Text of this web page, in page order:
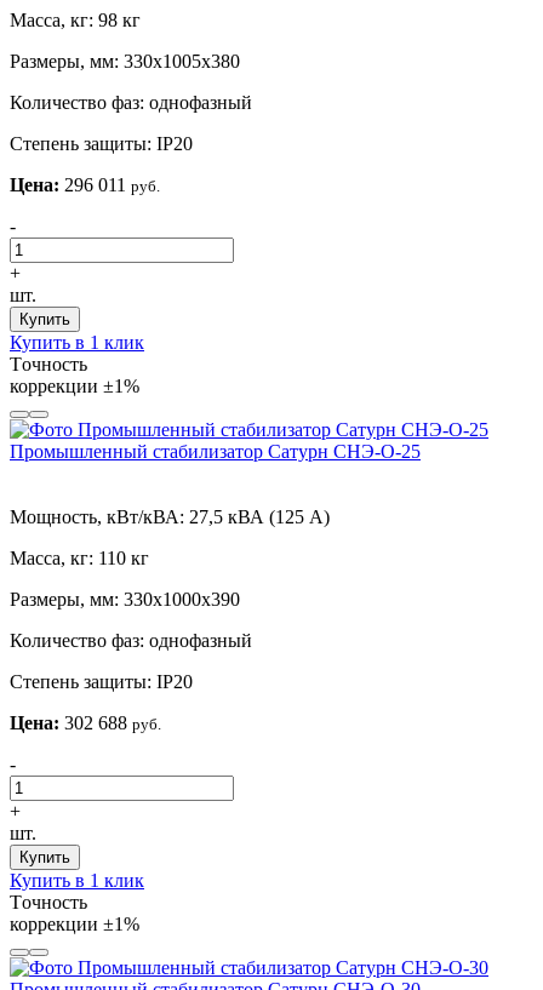
Масса, кг: 98 кг
Размеры, мм: 330х1005х380
Количество фаз: однофазный
Степень защиты: IP20
Цена: 296 011 руб.
-
+
шт.
Купить
Купить в 1 клик
Tочность
коррекции ±1%
Промышленный стабилизатор Сатурн СНЭ-О-25
Мощность, кВт/кВА: 27,5 кВА (125 А)
Масса, кг: 110 кг
Размеры, мм: 330х1000х390
Количество фаз: однофазный
Степень защиты: IP20
Цена: 302 688 руб.
-
+
шт.
Купить
Купить в 1 клик
Tочность
коррекции ±1%